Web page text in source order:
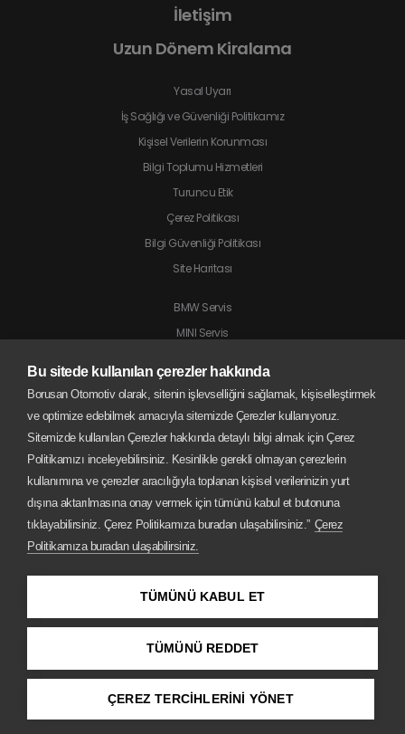
Bu sitede kullanılan çerezler hakkında
Borusan Otomotiv olarak, sitenin işlevselliğini sağlamak, kişiselleştirmek
ve optimize edebilmek amacıyla sitemizde Çerezler kullanıyoruz.
Sitemizde kullanılan Çerezler hakkında detaylı bilgi almak için Çerez
Politikamızı inceleyebilirsiniz. Kesinlikle gerekli olmayan çerezlerin
kullanımına ve çerezler aracılığıyla toplanan kişisel verilerinizin yurt
dışına aktarılmasına onay vermek için tümünü kabul et butonuna
tıklayabilirsiniz. Çerez Politikamıza buradan ulaşabilirsiniz.” Çerez
Politikamıza buradan ulaşabilirsiniz.
TÜMÜNÜ KABUL ET
TÜMÜNÜ REDDET
ÇEREZ TERCİHLERİNİ YÖNET
İletişim
Uzun Dönem Kiralama
Yasal Uyarı
İş Sağlığı ve Güvenliği Politikamız
Kişisel Verilerin Korunması
Bilgi Toplumu Hizmetleri
Turuncu Etik
Çerez Politikası
Bilgi Güvenliği Politikası
Site Haritası
BMW Servis
MINI Servis
Land Rover Servis
BMW Motorrad Servis
Copyright © 2026 Borusan Oto